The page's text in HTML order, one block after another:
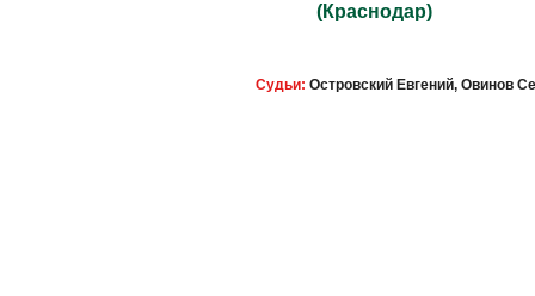
(Краснодар)
Судьи: Островский Евгений, Овинов